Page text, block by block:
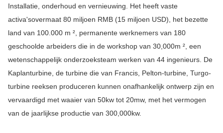
Installatie, onderhoud en vernieuwing. Het heeft vaste
activa'sovermaat 80 miljoen RMB (15 miljoen USD), het bezette
land van 100.000 m ², permanente werknemers van 180
geschoolde arbeiders die in de workshop van 30,000m ², een
wetenschappelijk onderzoeksteam werken van 44 ingenieurs. De
Kaplanturbine, de turbine die van Francis, Pelton-turbine, Turgo-
turbine reeksen produceren kunnen onafhankelijk ontwerp zijn en
vervaardigd met waaier van 50kw tot 20mw, met het vermogen
van de jaarlijkse productie van 300,000kw.